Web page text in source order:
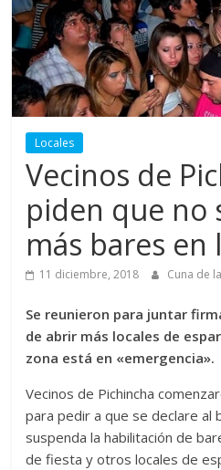
Locales
Vecinos de
piden que no
más bares en
11 diciembre, 2018 Cuna de
Se reunieron para juntar
de abrir más locales de
zona está en «emergencia».
Vecinos de Pichincha
para pedir a que se declare al
suspenda la habilitación de
de fiesta y otros locales de